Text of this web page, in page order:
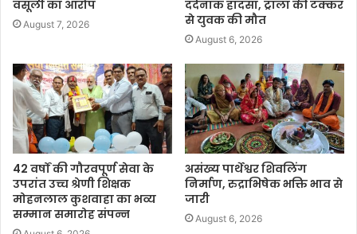
वसूली का आरोप
August 7, 2026
दर्दनाक हादसा, ट्राला की टक्कर
से युवक की मौत
August 6, 2026
42 वर्षों की गौरवपूर्ण सेवा के
उपरांत उच्च श्रेणी शिक्षक
मोहनलाल कुशवाहा का भव्य
सम्मान समारोह संपन्न
असंख्य पार्थेश्वर शिवलिंग
निर्माण, रुद्राभिषेक भक्ति भाव से
जारी
August 6, 2026